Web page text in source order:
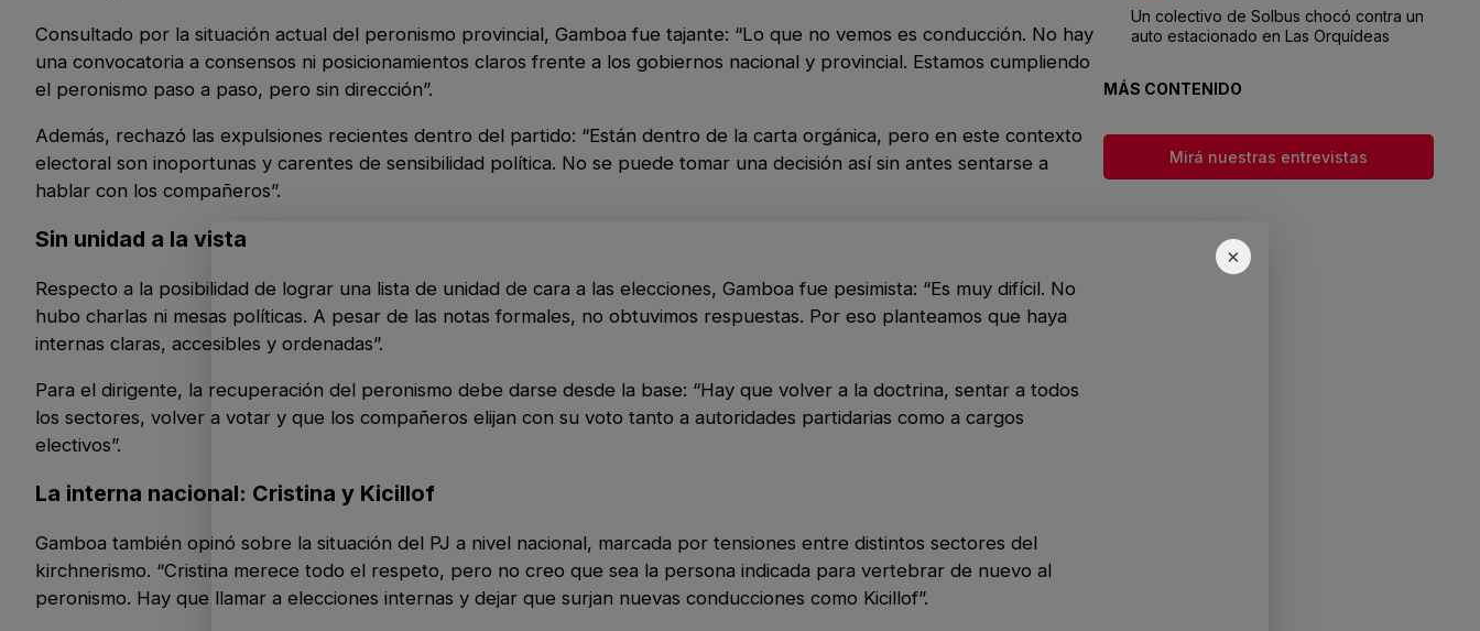
×
Consultado por la situación actual del peronismo provincial, Gamboa fue tajante: “Lo que no vemos es conducción. No hay
una convocatoria a consensos ni posicionamientos claros frente a los gobiernos nacional y provincial. Estamos cumpliendo
el peronismo paso a paso, pero sin dirección”.
Además, rechazó las expulsiones recientes dentro del partido: “Están dentro de la carta orgánica, pero en este contexto
electoral son inoportunas y carentes de sensibilidad política. No se puede tomar una decisión así sin antes sentarse a
hablar con los compañeros”.
Sin unidad a la vista
Respecto a la posibilidad de lograr una lista de unidad de cara a las elecciones, Gamboa fue pesimista: “Es muy difícil. No
hubo charlas ni mesas políticas. A pesar de las notas formales, no obtuvimos respuestas. Por eso planteamos que haya
internas claras, accesibles y ordenadas”.
Para el dirigente, la recuperación del peronismo debe darse desde la base: “Hay que volver a la doctrina, sentar a todos
los sectores, volver a votar y que los compañeros elijan con su voto tanto a autoridades partidarias como a cargos
electivos”.
La interna nacional: Cristina y Kicillof
Gamboa también opinó sobre la situación del PJ a nivel nacional, marcada por tensiones entre distintos sectores del
kirchnerismo. “Cristina merece todo el respeto, pero no creo que sea la persona indicada para vertebrar de nuevo al
peronismo. Hay que llamar a elecciones internas y dejar que surjan nuevas conducciones como Kicillof”.
Un colectivo de Solbus chocó contra un
auto estacionado en Las Orquídeas
MÁS CONTENIDO
Mirá nuestras entrevistas